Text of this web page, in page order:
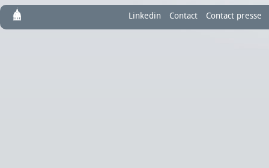
Linkedin Contact Contact presse